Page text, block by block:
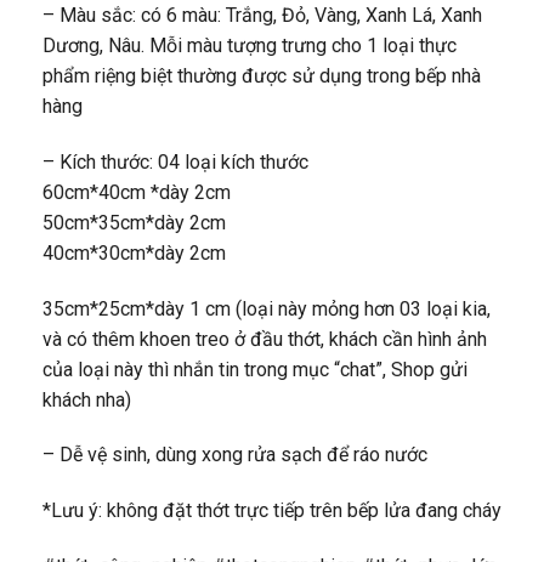
– Màu sắc: có 6 màu: Trắng, Đỏ, Vàng, Xanh Lá, Xanh
Dương, Nâu. Mỗi màu tượng trưng cho 1 loại thực
phẩm riệng biệt thường được sử dụng trong bếp nhà
hàng
– Kích thước: 04 loại kích thước
60cm*40cm *dày 2cm
50cm*35cm*dày 2cm
40cm*30cm*dày 2cm
35cm*25cm*dày 1 cm (loại này mỏng hơn 03 loại kia,
và có thêm khoen treo ở đầu thớt, khách cần hình ảnh
của loại này thì nhắn tin trong mục “chat”, Shop gửi
khách nha)
– Dễ vệ sinh, dùng xong rửa sạch để ráo nước
*Lưu ý: không đặt thớt trực tiếp trên bếp lửa đang cháy